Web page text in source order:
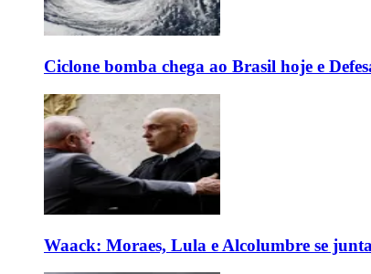
Ciclone bomba chega ao Brasil hoje e
Waack: Moraes, Lula e Alcolumbre se